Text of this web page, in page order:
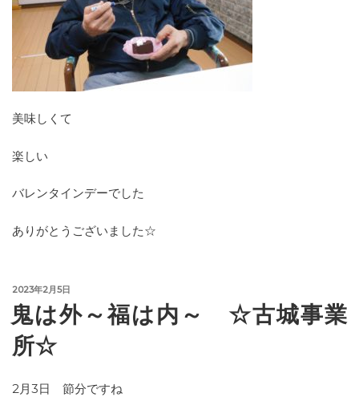
美味しくて
楽しい
バレンタインデーでした
ありがとうございました☆
投
稿
日:
2023年2月5日
鬼は外～福は内～ ☆古城事業
所☆
2月3日 節分ですね